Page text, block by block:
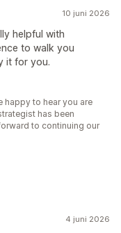
10 juni 2026
helpful with
to walk you
it for you.
happy to hear you are
has been
to continuing our
4 juni 2026